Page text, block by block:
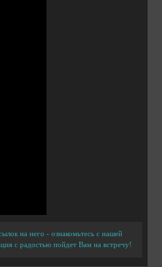
на него - ознакомьтесь с нашей
с радостью пойдет Вам на встречу!